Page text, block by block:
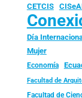
CETCIS
Día
Mujer
Economía
Facultad de
Facultad de